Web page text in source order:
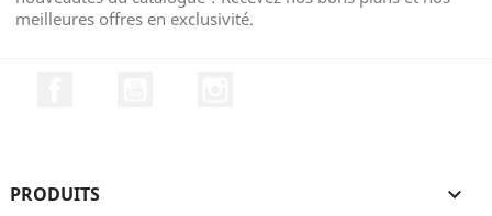
meilleures offres en exclusivité.
PRODUITS 